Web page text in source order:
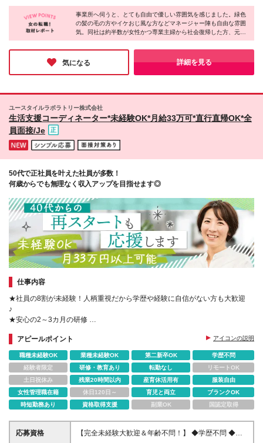
考課の上で随時昇給！ ＜どうして収入アップが叶う
の？＞ 全国で活躍中のスタッフは5600人以上。8割が
介護未経験からの入社ですが、 着実に収入アップを
す。 ITでシフト管理や事務作業の無駄を省き、生み出
した利益をしっかり還元。 また、高齢化社会におい
在価値の高い仕事」だからこそ、高い水準の待遇を実
現できています。 ※以下の【勤務地別給与】はあくま
ださい。
場合は時短勤務が可能なエリアもございます ＜全国
＞ 北海道/岩手※/宮城/福島/茨城/栃木/群馬/埼玉/千葉/
東京/神奈川/新潟/長野/岐阜/静岡/愛知/京都/大阪/兵庫/
奈良※/和歌山/岡山※/広島/福岡/長崎※/熊本※/大分※/鹿
用中です） ※定例会・ミーティングはリモート実施／
月1回 ※研修はオンライン、または近隣カレッジ施設
※受動喫煙対策：屋内原則禁煙 ●以下の【勤務地一
覧】はあくまでも例の一部です。勤務地の希望は面談
連勤務地
事業所へ伺うと、とても自由で優しい雰囲気を感じました。緑色
の髪の毛の方やイケおじ風な方などマネージャー陣も自由な雰囲
気。同社は約半数が女性かつ専業主婦から社会復帰した方、元フ
リーターなど20～60代まで幅広い年代の方が活躍しています。一
人ひとり働き方を柔軟に調整したり、本人の適性や頑張りで昇
給・昇格を目指せる体制を整えたりと、長く働ける制度が充実！
未経験から理想のキャリアを叶えられるのが魅力です♪
気になる 詳細を見る
ユースタイルラボラトリー株式会社
生活支援コーディネーター*未経験OK*月給33万可*直行直帰OK*全
員面接/Je
50代で正社員を叶えた社員が多数！
何歳からでも無理なく収入アップを目指せます◎
仕事内容
★社員の8割が未経験！人柄重視だから学歴や経験に自信がない方も大歓迎
♪
★安心の2～3カ月の研修
★国家資格も取得できる無料サポートあり！
★服装･髪型･髪色自由
アピールポイント アイコンの説明
職種未経験OK 業種未経験OK 第二新卒OK
学歴不問
経験者限定
研修・教育あり 転勤なし
リモートOK
土日祝休み
残業20時間以内 産育休活用有
服装自由
女性管理職在籍
休日120日～ 育児と両立
ブランクOK
時短勤務あり
資格取得支援 副業OK 国認定取得
応募資格
【完全未経験大歓迎＆年齢不問！】 ◆学歴不問 ◆第